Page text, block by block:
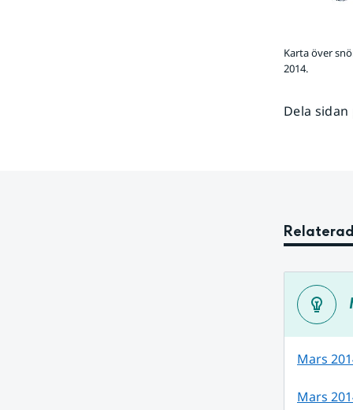
Karta över
2014.
Dela sidan
Mars
Mars